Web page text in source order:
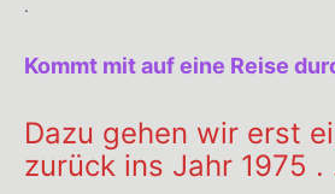
.
Kommt mit auf eine Reise
Dazu gehen wir erst
zurück ins Jahr 1975 .